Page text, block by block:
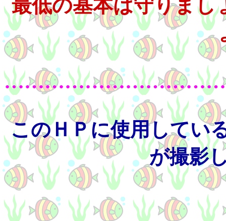
最低の基本は守りまし
このＨＰに使用してい
が撮影